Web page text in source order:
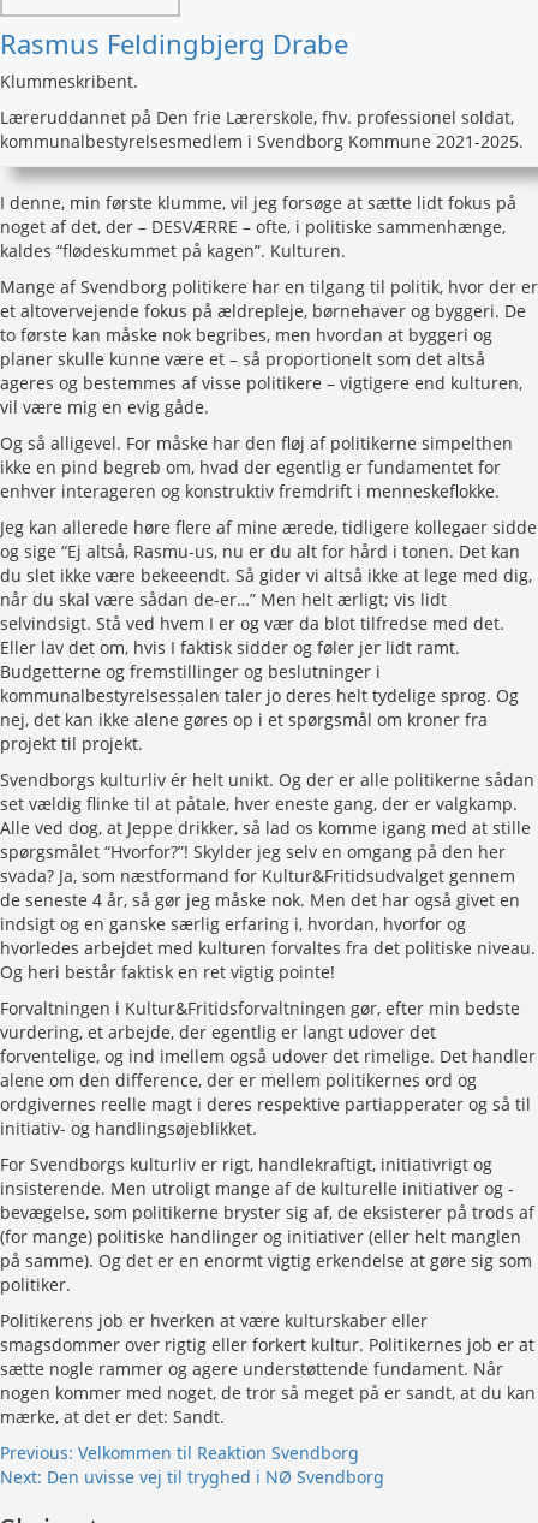
Rasmus Feldingbjerg Drabe
Klummeskribent.
Læreruddannet på Den frie Lærerskole, fhv. professionel soldat,
kommunalbestyrelsesmedlem i Svendborg Kommune 2021-2025.
I denne, min første klumme, vil jeg forsøge at sætte lidt fokus på
noget af det, der – DESVÆRRE – ofte, i politiske sammenhænge,
kaldes “flødeskummet på kagen”. Kulturen.
Mange af Svendborg politikere har en tilgang til politik, hvor der er
et altovervejende fokus på ældrepleje, børnehaver og byggeri. De
to første kan måske nok begribes, men hvordan at byggeri og
planer skulle kunne være et – så proportionelt som det altså
ageres og bestemmes af visse politikere – vigtigere end kulturen,
vil være mig en evig gåde.
Og så alligevel. For måske har den fløj af politikerne simpelthen
ikke en pind begreb om, hvad der egentlig er fundamentet for
enhver interageren og konstruktiv fremdrift i menneskeflokke.
Jeg kan allerede høre flere af mine ærede, tidligere kollegaer sidde
og sige “Ej altså, Rasmu-us, nu er du alt for hård i tonen. Det kan
du slet ikke være bekeeendt. Så gider vi altså ikke at lege med dig,
når du skal være sådan de-er…” Men helt ærligt; vis lidt
selvindsigt. Stå ved hvem I er og vær da blot tilfredse med det.
Eller lav det om, hvis I faktisk sidder og føler jer lidt ramt.
Budgetterne og fremstillinger og beslutninger i
kommunalbestyrelsessalen taler jo deres helt tydelige sprog. Og
nej, det kan ikke alene gøres op i et spørgsmål om kroner fra
projekt til projekt.
Svendborgs kulturliv ér helt unikt. Og der er alle politikerne sådan
set vældig flinke til at påtale, hver eneste gang, der er valgkamp.
Alle ved dog, at Jeppe drikker, så lad os komme igang med at stille
spørgsmålet “Hvorfor?”! Skylder jeg selv en omgang på den her
svada? Ja, som næstformand for Kultur&Fritidsudvalget gennem
de seneste 4 år, så gør jeg måske nok. Men det har også givet en
indsigt og en ganske særlig erfaring i, hvordan, hvorfor og
hvorledes arbejdet med kulturen forvaltes fra det politiske niveau.
Og heri består faktisk en ret vigtig pointe!
Forvaltningen i Kultur&Fritidsforvaltningen gør, efter min bedste
vurdering, et arbejde, der egentlig er langt udover det
forventelige, og ind imellem også udover det rimelige. Det handler
alene om den difference, der er mellem politikernes ord og
ordgivernes reelle magt i deres respektive partiapperater og så til
initiativ- og handlingsøjeblikket.
For Svendborgs kulturliv er rigt, handlekraftigt, initiativrigt og
insisterende. Men utroligt mange af de kulturelle initiativer og -
bevægelse, som politikerne bryster sig af, de eksisterer på trods af
(for mange) politiske handlinger og initiativer (eller helt manglen
på samme). Og det er en enormt vigtig erkendelse at gøre sig som
politiker.
Politikerens job er hverken at være kulturskaber eller
smagsdommer over rigtig eller forkert kultur. Politikernes job er at
sætte nogle rammer og agere understøttende fundament. Når
nogen kommer med noget, de tror så meget på er sandt, at du kan
mærke, at det er det: Sandt.
Post
navigation
Previous: Velkommen til Reaktion Svendborg
Next: Den uvisse vej til tryghed i NØ Svendborg